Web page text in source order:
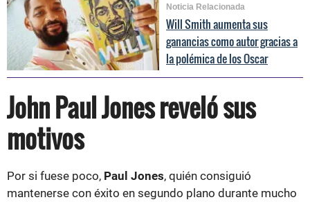
Noticia Relacionada
Will Smith aumenta sus
ganancias como autor gracias a
la polémica de los Oscar
John Paul Jones reveló sus
motivos
Por si fuese poco, Paul Jones, quién consiguió
mantenerse con éxito en segundo plano durante mucho